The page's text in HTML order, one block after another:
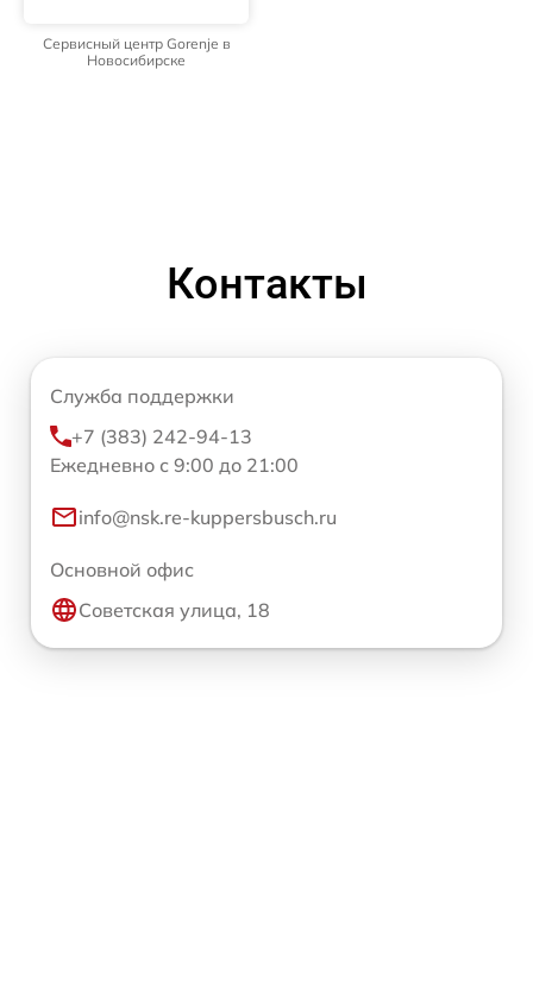
Сервисный центр Gorenje в
Новосибирске
Контакты
Служба поддержки
+7 (383) 242-94-13
Ежедневно с 9:00 до 21:00
info@nsk.re-kuppersbusch.ru
Основной офис
Советская улица, 18